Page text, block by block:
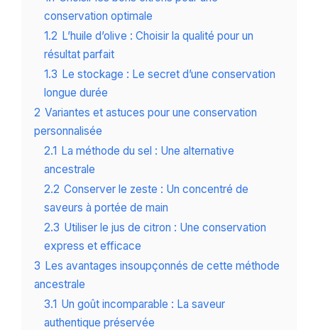
conservation optimale
1.2 L’huile d’olive : Choisir la qualité pour un
résultat parfait
1.3 Le stockage : Le secret d’une conservation
longue durée
2 Variantes et astuces pour une conservation
personnalisée
2.1 La méthode du sel : Une alternative
ancestrale
2.2 Conserver le zeste : Un concentré de
saveurs à portée de main
2.3 Utiliser le jus de citron : Une conservation
express et efficace
3 Les avantages insoupçonnés de cette méthode
ancestrale
3.1 Un goût incomparable : La saveur
authentique préservée